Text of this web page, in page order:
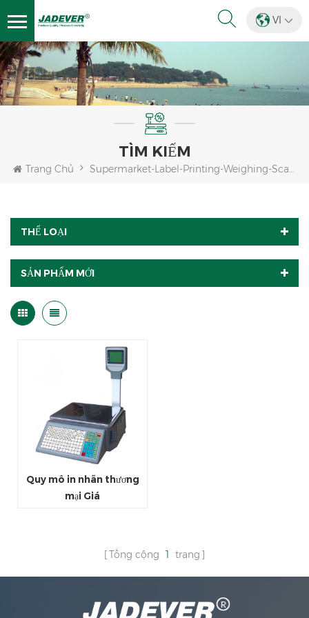
VI
TÌM KIẾM
Trang Chủ Supermarket-Label-Printing-Weighing-Scale
THỂ LOẠI
SẢN PHẨM MỚI
Quy mô in nhãn thương
mại Giá
Tổng cộng 1 trang